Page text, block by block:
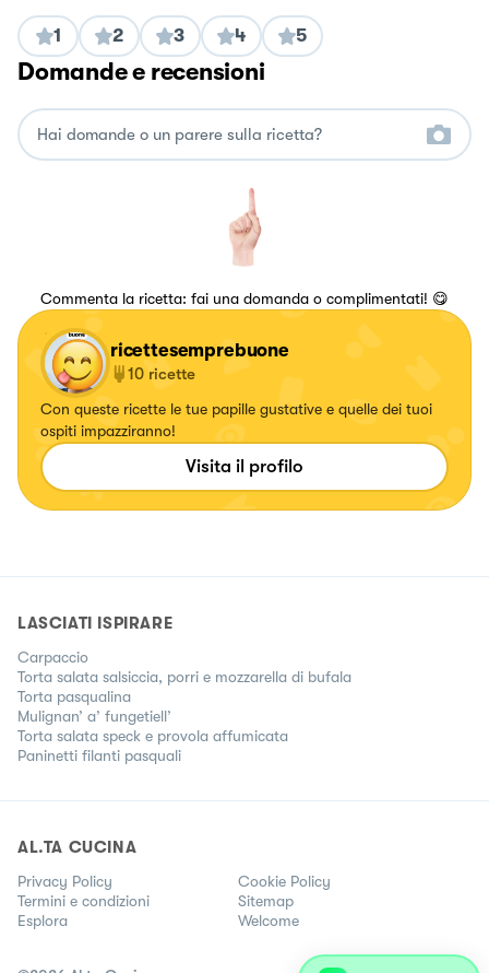
1 2 3 4 5
Domande e recensioni
Commenta la ricetta: fai una domanda o complimentati! 😋
ricettesemprebuone
10 ricette
Con queste ricette le tue papille gustative e quelle dei tuoi
ospiti impazziranno!
Visita il profilo
LASCIATI ISPIRARE
Carpaccio
Torta salata salsiccia, porri e mozzarella di bufala
Torta pasqualina
Mulignan’ a’ fungetiell’
Torta salata speck e provola affumicata
Paninetti filanti pasquali
AL.TA CUCINA
Privacy Policy
Cookie Policy
Termini e condizioni
Sitemap
Esplora
Welcome